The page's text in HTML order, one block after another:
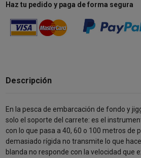
Haz tu pedido y paga de forma segura
Descripción
En la pesca de embarcación de fondo y
solo el soporte del carrete: es el
con lo que pasa a 40, 60 o 100 metros de
demasiado rígida no transmite lo que
blanda no responde con la velocidad que